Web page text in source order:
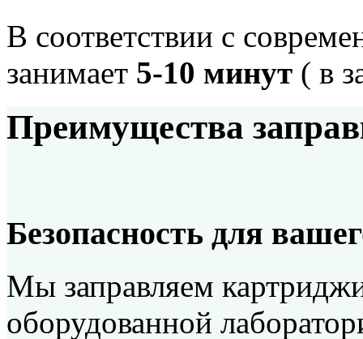
В соответствии с
занимает 5-10 минут ( в
Преимущества
Безопасность для
Мы заправляем
оборудованной